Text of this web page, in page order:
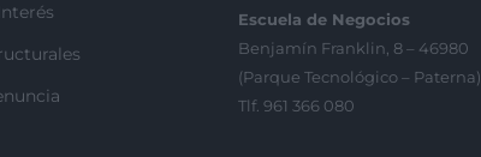
Escuela de Negocios
Benjamín Franklin, 8 – 46980
(Parque Tecnológico – Paterna)
Tlf. 961 366 080